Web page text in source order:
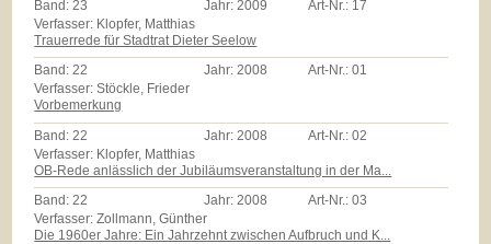
Band: 23 Jahr: 2009 Art-Nr.: 17
Verfasser: Klopfer, Matthias
Trauerrede für Stadtrat Dieter Seelow
Band:22 Jahr:2008 Art-Nr.:01
Verfasser: Stöckle, Frieder
Vorbemerkung
Band: 22 Jahr: 2008 Art-Nr.:02
Verfasser: Klopfer, Matthias
OB-Rede anlässlich der Jubiläumsveranstaltung in der Ma...
Band:22 Jahr:2008 Art-Nr.:03
Verfasser: Zollmann, Günther
Die 1960er Jahre: Ein Jahrzehnt zwischen Aufbruch und K...